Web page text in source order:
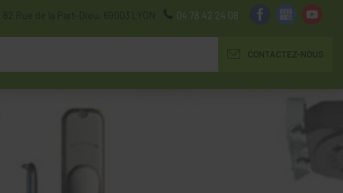
82 Rue de la Part-Dieu, 69003 LYON 04 78 42 24 08
CONTACTEZ-NOUS